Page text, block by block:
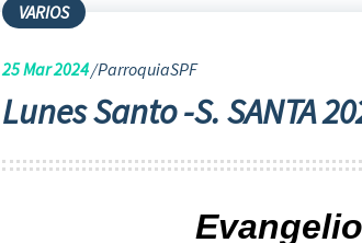
VARIOS
25Mar 2024 ParroquiaSPF
Lunes Santo -S. SANTA